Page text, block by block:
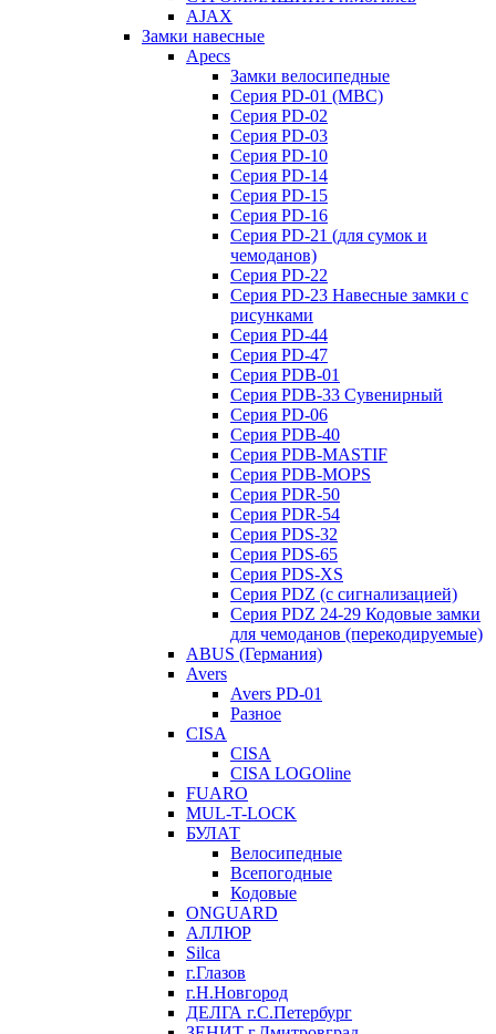
AJAX
Замки навесные
Apecs
Замки велосипедные
Серия PD-01 (МВС)
Серия PD-02
Серия PD-03
Серия PD-10
Серия PD-14
Серия PD-15
Серия PD-16
Серия PD-21 (для сумок и
чемоданов)
Серия PD-22
Серия PD-23 Навесные замки с
рисунками
Серия PD-44
Серия PD-47
Серия PDB-01
Серия PDB-33 Сувенирный
Серия PD-06
Серия PDB-40
Серия PDB-MASTIF
Серия PDB-MOPS
Серия PDR-50
Серия PDR-54
Серия PDS-32
Серия PDS-65
Серия PDS-XS
Серия PDZ (с сигнализацией)
Серия PDZ 24-29 Кодовые замки
для чемоданов (перекодируемые)
ABUS (Германия)
Avers
Avers PD-01
Разное
CISA
CISA
CISA LOGOline
FUARO
MUL-T-LOCK
БУЛАТ
Велосипедные
Всепогодные
Кодовые
ONGUARD
АЛЛЮР
Silca
г.Глазов
г.Н.Новгород
ДЕЛГА г.С.Петербург